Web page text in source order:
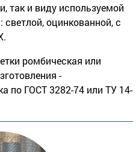
так и виду используемой
светлой, оцинкованной, с
ромбическая или
-
по ГОСТ 3282-74 или ТУ 14-